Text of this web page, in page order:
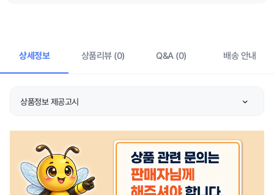
상세정보 상품리뷰 (0) Q&A (0) 배송 안내
상품정보 제공고시
종류 상품 상세설명 참조
소재 상품 상세설명 참조
치수 상품 상세설명 참조